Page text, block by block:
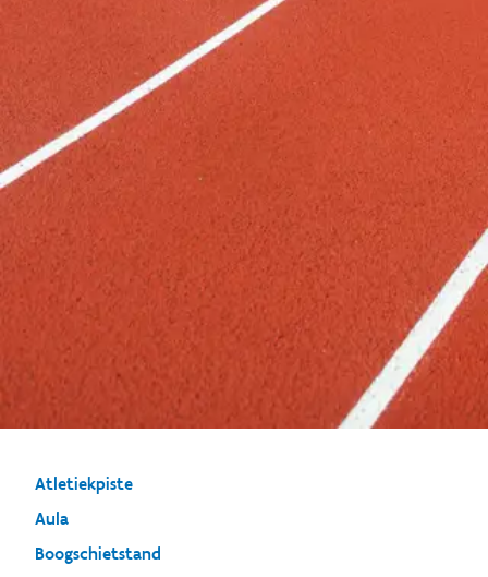
Atletiekpiste
Aula
Boogschietstand